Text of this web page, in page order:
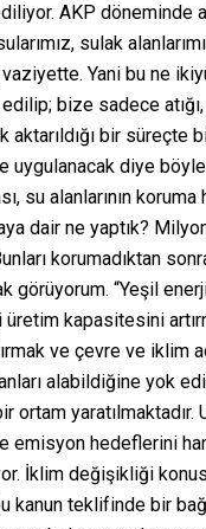
AKP
sulak
Yani bu ne
bize sadece
bir süreçte
uygulanacak diye
su alanlarının
dair ne yaptık?
korumadıktan
görüyorum. “Yeşil
kapasitesini
ve çevre ve
alabildiğine yok
ortam
emisyon hedeflerini
İklim değişikliği
kanun teklifinde bir